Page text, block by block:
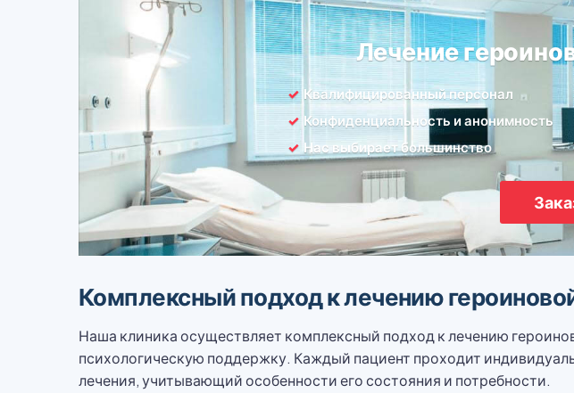
Лечение
Квалифицированный персонал
Конфиденциальность и анонимность
Нас выбирает большинство
Комплексный подход к лечению
Наша клиника осуществляет комплексный подход к лечению
психологическую поддержку. Каждый пациент проходит
лечения, учитывающий особенности его состояния и потребности.